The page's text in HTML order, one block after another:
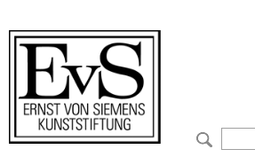
Förderphilosophie
Gremien
Ankauf
Restaurierungen